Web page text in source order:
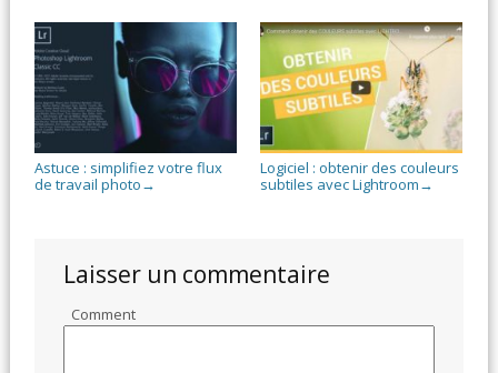
Astuce : simplifiez votre flux
de travail photo →
Logiciel : obtenir des couleurs
subtiles avec Lightroom →
Laisser un commentaire
Comment